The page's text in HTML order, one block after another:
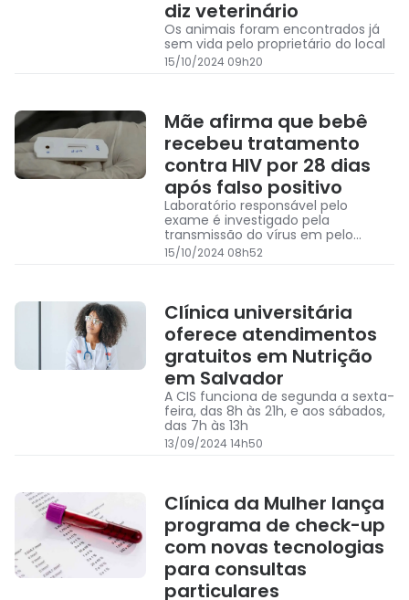
diz veterinário
Os animais foram encontrados já
sem vida pelo proprietário do local
15/10/2024 09h20
Mãe afirma que bebê
recebeu tratamento
contra HIV por 28 dias
após falso positivo
Laboratório responsável pelo
exame é investigado pela
transmissão do vírus em pelo
menos seis transplantes no Rio de
Janeiro
15/10/2024 08h52
Clínica universitária
oferece atendimentos
gratuitos em Nutrição
em Salvador
A CIS funciona de segunda a sexta-
feira, das 8h às 21h, e aos sábados,
das 7h às 13h
13/09/2024 14h50
Clínica da Mulher lança
programa de check-up
com novas tecnologias
para consultas
particulares